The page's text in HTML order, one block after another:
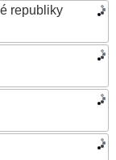
republiky